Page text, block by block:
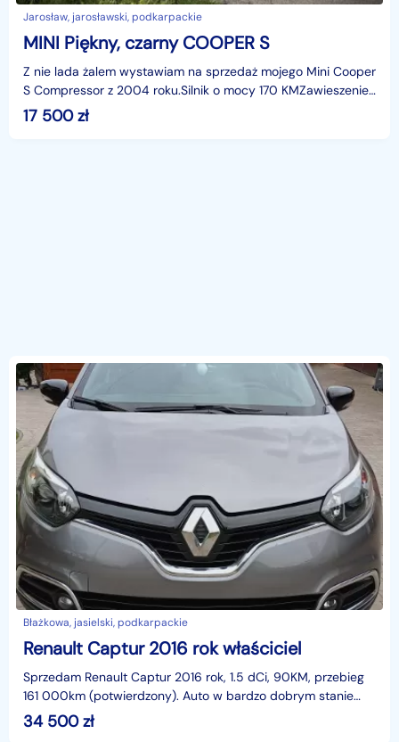
Jarosław, jarosławski, podkarpackie
MINI Piękny, czarny COOPER S
Z nie lada żalem wystawiam na sprzedaż mojego Mini Cooper
S Compressor z 2004 roku.Silnik o mocy 170 KMZawieszenie
KW – gwintowane – przykleja się do drogi i sp
17 500zł
Błażkowa, jasielski, podkarpackie
Renault Captur 2016 rok właściciel
Sprzedam Renault Captur 2016 rok, 1.5 dCi, 90KM, przebieg
161 000km (potwierdzony). Auto w bardzo dobrym stanie
technicznym i wizualnym, wnętrze czyste i zadban
34 500zł